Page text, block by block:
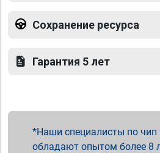
Сохранение ресурса
Гарантия 5 лет
Наши специалисты по чип
обладают опытом более 8